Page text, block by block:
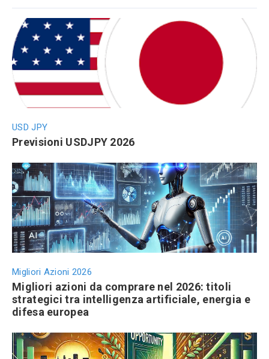
USD JPY
Previsioni USDJPY 2026
Migliori Azioni 2026
Migliori azioni da comprare nel 2026: titoli
strategici tra intelligenza artificiale, energia e
difesa europea